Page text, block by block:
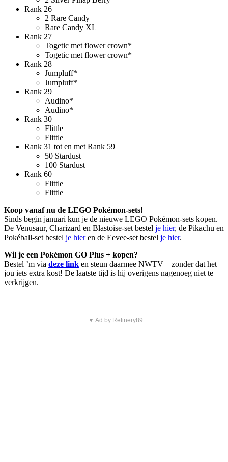
Rank 26
2 Rare Candy
Rare Candy XL
Rank 27
Togetic met flower crown*
Togetic met flower crown*
Rank 28
Jumpluff*
Jumpluff*
Rank 29
Audino*
Audino*
Rank 30
Flittle
Flittle
Rank 31 tot en met Rank 59
50 Stardust
100 Stardust
Rank 60
Flittle
Flittle
Koop vanaf nu de LEGO Pokémon-sets!
Sinds begin januari kun je de nieuwe LEGO Pokémon-sets kopen.
De Venusaur, Charizard en Blastoise-set bestel je hier, de Pikachu en
Pokéball-set bestel je hieren de Eevee-set bestel je hier.
Wil je een Pokémon GO Plus + kopen?
Bestel ’m via deze link en steun daarmee NWTV – zonder dat het
jou iets extra kost! De laatste tijd is hij overigens nagenoeg niet te
verkrijgen.
▼ Ad by Refinery89